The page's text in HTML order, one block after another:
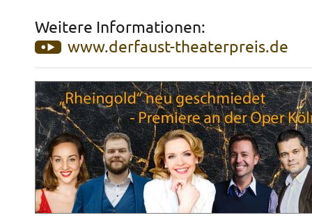
Weitere Informationen:
www.derfaust-theaterpreis.de